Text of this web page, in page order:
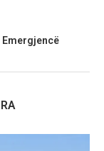
Emergjencë